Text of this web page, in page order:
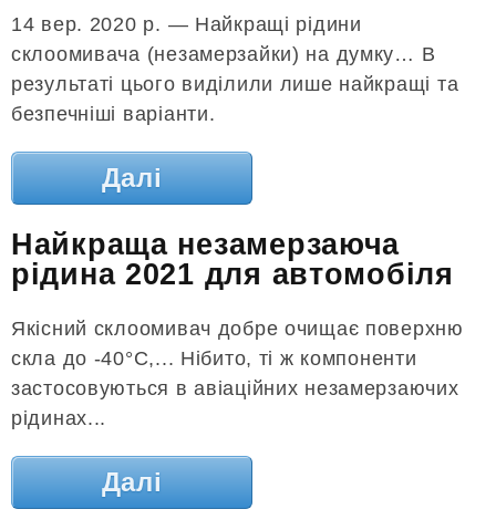
14 вер. 2020 р. — Найкращі рідини
склоомивача (незамерзайки) на думку… В
результаті цього виділили лише найкращі та
безпечніші варіанти.
Далі
Найкраща незамерзаюча
рідина 2021 для автомобіля
Якісний склоомивач добре очищає поверхню
скла до -40°C,... Нібито, ті ж компоненти
застосовуються в авіаційних незамерзаючих
рідинах...
Далі